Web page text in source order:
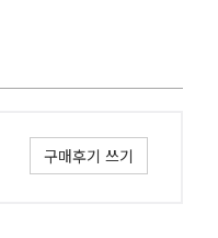
구매후기 쓰기